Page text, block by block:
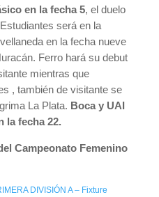
en la fecha 5, el duelo
será en la
en la fecha nueve
Ferro hará su debut
mientras que
, también de visitante se
La Plata. Boca y UAI
la fecha 22.
Campeonato Femenino
DIVISIÓN A – Fixture